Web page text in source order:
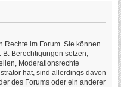
Rechte im Forum. Sie können
B. Berechtigungen setzen,
Moderationsrechte
hat, sind allerdings davon
des Forums oder ein anderer